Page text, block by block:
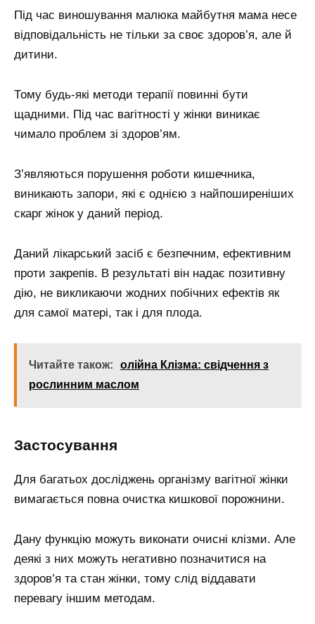
Під час виношування малюка майбутня мама несе
відповідальність не тільки за своє здоров’я, але й
дитини.
Тому будь-які методи терапії повинні бути
щадними. Під час вагітності у жінки виникає
чимало проблем зі здоров’ям.
З’являються порушення роботи кишечника,
виникають запори, які є однією з найпоширеніших
скарг жінок у даний період.
Даний лікарський засіб є безпечним, ефективним
проти закрепів. В результаті він надає позитивну
дію, не викликаючи жодних побічних ефектів як
для самої матері, так і для плода.
Читайте також:
олійна Клізма: свідчення з
рослинним маслом
Застосування
Для багатьох досліджень організму вагітної жінки
вимагається повна очистка кишкової порожнини.
Дану функцію можуть виконати очисні клізми. Але
деякі з них можуть негативно позначитися на
здоров’я та стан жінки, тому слід віддавати
перевагу іншим методам.